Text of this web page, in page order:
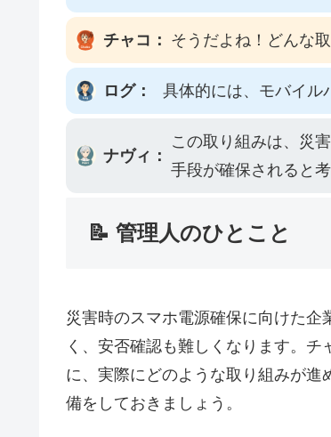
チャコ： そうだよね！どんな
ログ： 具体的には、モバイル
ナヴィ：
この取り組みは、災
手段が確保されると考
📝 管理人のひとこと
災害時のスマホ電源確保に向けた
く、安否確認も難しくなります。
に、実際にどのような取り組みが
備をしておきましょう。